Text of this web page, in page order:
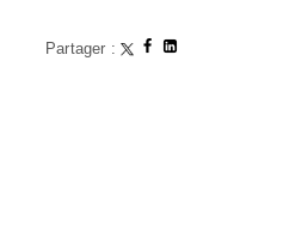
Partager :